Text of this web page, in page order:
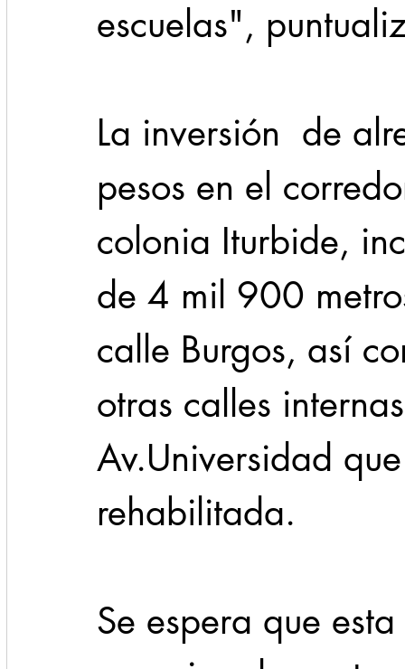
escuelas",
La inversión  de
pesos en el
colonia Iturbide,
de 4 mil 900
calle Burgos, así
otras calles
Av.Universidad
rehabilitada.
Se espera que